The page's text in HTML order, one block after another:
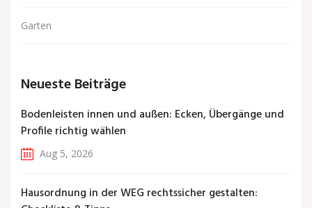
Garten
Neueste Beiträge
Bodenleisten innen und außen: Ecken, Übergänge und
Profile richtig wählen
Aug 5, 2026
Hausordnung in der WEG rechtssicher gestalten: